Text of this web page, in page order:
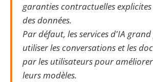
garanties contractuelles
des données.
Par défaut, les services d'IA
utiliser les conversations et les
par les utilisateurs pour
leurs modèles.